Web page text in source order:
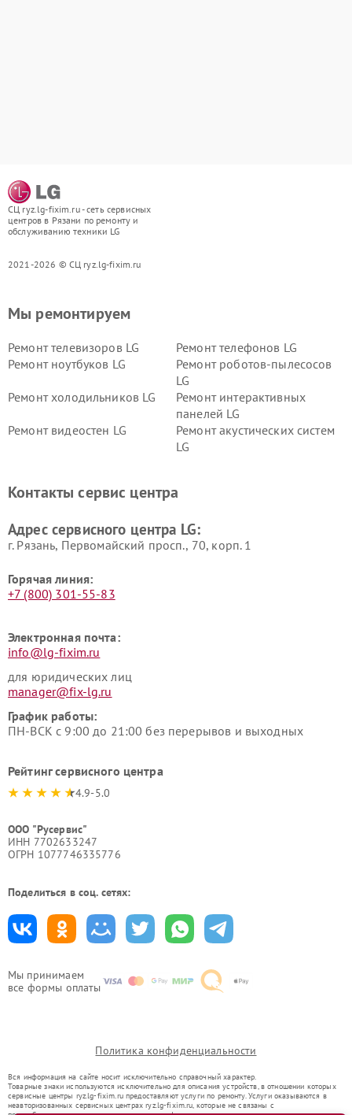
СЦ ryz.lg-fixim.ru - сеть сервисных
центров в Рязани по ремонту и
обслуживанию техники LG
2021-2026 © СЦ ryz.lg-fixim.ru
Мы принимаем
все формы оплаты
Мы ремонтируем
Ремонт телевизоров LG
Ремонт телефонов LG
Ремонт ноутбуков LG
Ремонт роботов-пылесосов
LG
Ремонт холодильников LG
Ремонт интерактивных
панелей LG
Ремонт видеостен LG
Ремонт акустических систем
LG
Ремонт морозильных камер
Ремонт вертикальных
Контакты сервис центра
Адрес сервисного центра LG:
г. Рязань, Первомайский просп., 70, корп. 1
Горячая линия:
+7 (800) 301-55-83
Электронная почта:
info@lg-fixim.ru
для юридических лиц
manager@fix-lg.ru
График работы:
ПН-ВСК с 9:00 до 21:00 без перерывов и выходных
Рейтинг сервисного центра
4.9-5.0
ООО "Русервис"
ИНН 7702633247
ОГРН 1077746335776
Поделиться в соц. сетях:
Политика конфиденциальности
Вся информация на сайте носит исключительно справочный характер.
Товарные знаки используются исключительно для описания устройств, в отношении которых
сервисные центры ryz.lg-fixim.ru предоставляют услуги по ремонту. Услуги оказываются в
неавторизованных сервисных центрах ryz.lg-fixim.ru, которые не связаны с